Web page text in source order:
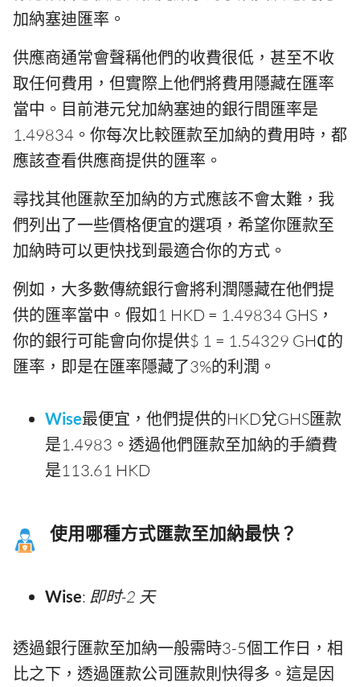
加納塞迪匯率。
供應商通常會聲稱他們的收費很低，甚至不收
取任何費用，但實際上他們將費用隱藏在匯率
當中。目前港元兌加納塞迪的銀行間匯率是
1.49834。你每次比較匯款至加納的費用時，都
應該查看供應商提供的匯率。
尋找其他匯款至加納的方式應該不會太難，我
們列出了一些價格便宜的選項，希望你匯款至
加納時可以更快找到最適合你的方式。
例如，大多數傳統銀行會將利潤隱藏在他們提
供的匯率當中。假如1 HKD = 1.49834 GHS，
你的銀行可能會向你提供$ 1 = 1.54329 GH₵的
匯率，即是在匯率隱藏了3%的利潤。
Wise最便宜，他們提供的HKD兌GHS匯款
是1.4983。透過他們匯款至加納的手續費
是113.61 HKD
使用哪種方式匯款至加納最快？
Wise: 即时-2 天
透過銀行匯款至加納一般需時3-5個工作日，相
比之下，透過匯款公司匯款則快得多。這是因